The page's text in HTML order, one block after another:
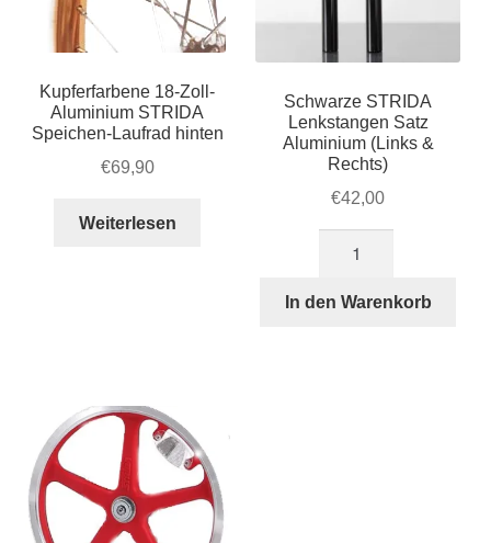
Kupferfarbene 18-Zoll-
Aluminium STRIDA
Speichen-Laufrad hinten
€69,90
Weiterlesen
Schwarze STRIDA
Lenkstangen Satz
Aluminium (Links &
Rechts)
€42,00
Lenkstangen
In den Warenkorb